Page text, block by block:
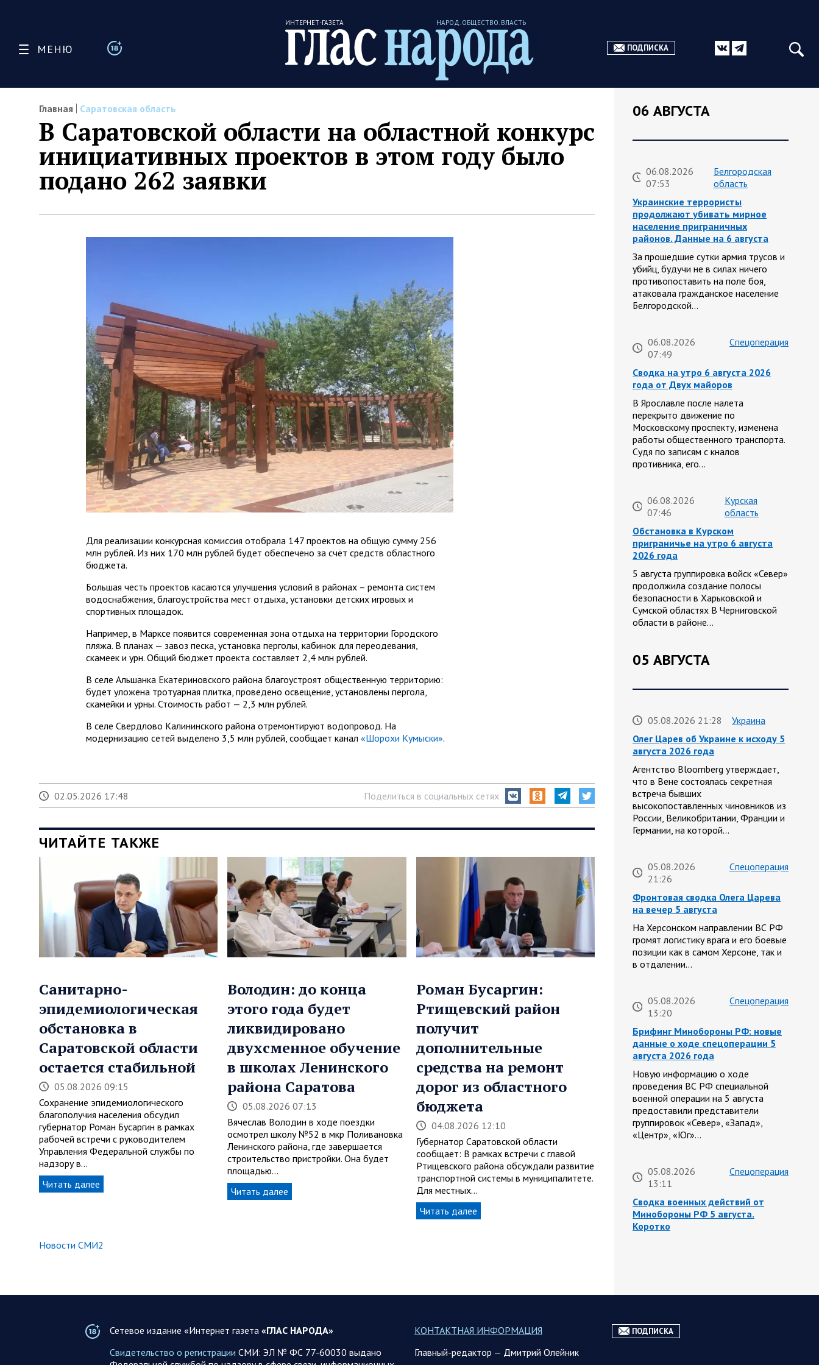
МЕНЮ
ИНТЕРНЕТ-ГАЗЕТА НАРОД. ОБЩЕСТВО. ВЛАСТЬ
ПОДПИСКА
Главная Саратовская область
В Саратовской области на областной конкурс
инициативных проектов в этом году было
подано 262 заявки
Для реализации конкурсная комиссия отобрала 147 проектов на общую сумму 256
млн рублей. Из них 170 млн рублей будет обеспечено за счёт средств областного
бюджета.
Большая честь проектов касаются улучшения условий в районах – ремонта систем
водоснабжения, благоустройства мест отдыха, установки детских игровых и
спортивных площадок.
Например, в Марксе появится современная зона отдыха на территории Городского
пляжа. В планах — завоз песка, установка перголы, кабинок для переодевания,
скамеек и урн. Общий бюджет проекта составляет 2,4 млн рублей.
В селе Альшанка Екатериновского района благоустроят общественную территорию:
будет уложена тротуарная плитка, проведено освещение, установлены пергола,
скамейки и урны. Стоимость работ — 2,3 млн рублей.
В селе Свердлово Калининского района отремонтируют водопровод. На
модернизацию сетей выделено 3,5 млн рублей, сообщает канал «Шорохи Кумыски».
02.05.2026 17:48 Поделиться в социальных сетях
ЧИТАЙТЕ ТАКЖЕ
Санитарно-
эпидемиологическая
обстановка в
Саратовской области
остается стабильной
05.08.2026 09:15
Сохранение эпидемиологического
благополучия населения обсудил
губернатор Роман Бусаргин в рамках
рабочей встречи с руководителем
Управления Федеральной службы по
надзору в…
Читать далее
Володин: до конца
этого года будет
ликвидировано
двухсменное обучение
в школах Ленинского
района Саратова
05.08.2026 07:13
Вячеслав Володин в ходе поездки
осмотрел школу №52 в мкр Поливановка
Ленинского района, где завершается
строительство пристройки. Она будет
площадью…
Читать далее
Роман Бусаргин:
Ртищевский район
получит
дополнительные
средства на ремонт
дорог из областного
бюджета
04.08.2026 12:10
Губернатор Саратовской области
сообщает: В рамках встречи с главой
Ртищевского района обсуждали развитие
транспортной системы в муниципалитете.
Для местных…
Читать далее
Новости СМИ2
06 АВГУСТА
06.08.2026
07:53
Белгородская
область
Украинские террористы
продолжают убивать мирное
население приграничных
районов. Данные на 6 августа
За прошедшие сутки армия трусов и
убийц, будучи не в силах ничего
противопоставить на поле боя,
атаковала гражданское население
Белгородской…
06.08.2026
07:49
Спецоперация
Сводка на утро 6 августа 2026
года от Двух майоров
В Ярославле после налета
перекрыто движение по
Московскому проспекту, изменена
работы общественного транспорта.
Судя по записям с кналов
противника, его…
06.08.2026
07:46
Курская
область
Обстановка в Курском
приграничье на утро 6 августа
2026 года
5 августа группировка войск «Север»
продолжила создание полосы
безопасности в Харьковской и
Сумской областях В Черниговской
области в районе…
05 АВГУСТА
05.08.2026 21:28
Украина
Олег Царев об Украине к исходу 5
августа 2026 года
Агентство Bloomberg утверждает,
что в Вене состоялась секретная
встреча бывших
высокопоставленных чиновников из
России, Великобритании, Франции и
Германии, на которой…
05.08.2026
21:26
Спецоперация
Фронтовая сводка Олега Царева
на вечер 5 августа
На Херсонском направлении ВС РФ
громят логистику врага и его боевые
позиции как в самом Херсоне, так и
в отдалении…
05.08.2026
13:20
Спецоперация
Брифинг Минобороны РФ: новые
данные о ходе спецоперации 5
августа 2026 года
Новую информацию о ходе
проведения ВС РФ специальной
военной операции на 5 августа
предоставили представители
группировок «Север», «Запад»,
«Центр», «Юг»…
05.08.2026
13:11
Спецоперация
Сводка военных действий от
Минобороны РФ 5 августа.
Коротко
под контроль Рыжевку в…
05.08.2026 12:51
Сетевое издание «Интернет газета «ГЛАС НАРОДА»
Свидетельство о регистрации СМИ: ЭЛ № ФС 77-60030 выдано
КОНТАКТНАЯ ИНФОРМАЦИЯ
Главный-редактор — Дмитрий Олейник
ПОДПИСКА